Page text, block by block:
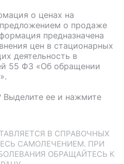
о ценах на
о продаже
предназначена
цен в стационарных
деятельность в
55 ФЗ «Об обращении
ее и нажмите
В СПРАВОЧНЫХ
САМОЛЕЧЕНИЕМ. ПРИ
ОБРАЩАЙТЕСЬ К